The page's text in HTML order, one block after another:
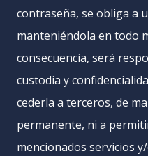
contraseña, se obliga a
manteniéndola en todo
consecuencia, será
custodia y
cederla a terceros, de
permanente, ni a
mencionados servicios